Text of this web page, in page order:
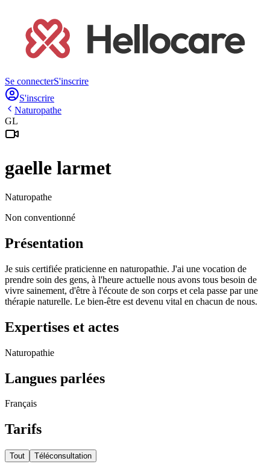
Se connecterS'inscrire
S'inscrire
Naturopathe
GL
gaelle larmet
Naturopathe
Non conventionné
Présentation
Je suis certifiée praticienne en naturopathie. J'ai une vocation de
prendre soin des gens, à l'heure actuelle nous avons tous besoin de
vivre sainement, d'être à l'écoute de son corps et cela passe par une
thérapie naturelle. Le bien-être est devenu vital en chacun de nous.
Expertises et actes
Naturopathie
Langues parlées
Français
Tarifs
Tout Téléconsultation